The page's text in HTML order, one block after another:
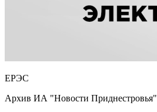
ЕРЭС
Архив ИА "Новости Приднестровья"